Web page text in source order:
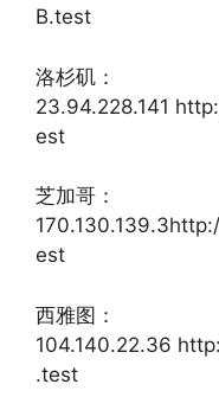
B.test
洛杉矶：
23.94.228.141
est
芝加哥：
est
西雅图：
104.140.22.36
.test